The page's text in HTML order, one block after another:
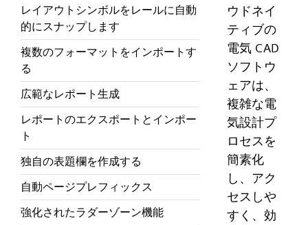
レイアウトシンボルをレールに自動
的にスナップします
複数のフォーマットをインポートす
る
広範なレポート生成
レポートのエクスポートとインポー
ト
独自の表題欄を作成する
自動ページプレフィックス
強化されたラダーゾーン機能
ウドネイ
ティブの
電気 CAD
ソフトウ
ェアは、
複雑な電
気設計プ
ロセスを
簡素化
し、アク
セスしや
すく、効